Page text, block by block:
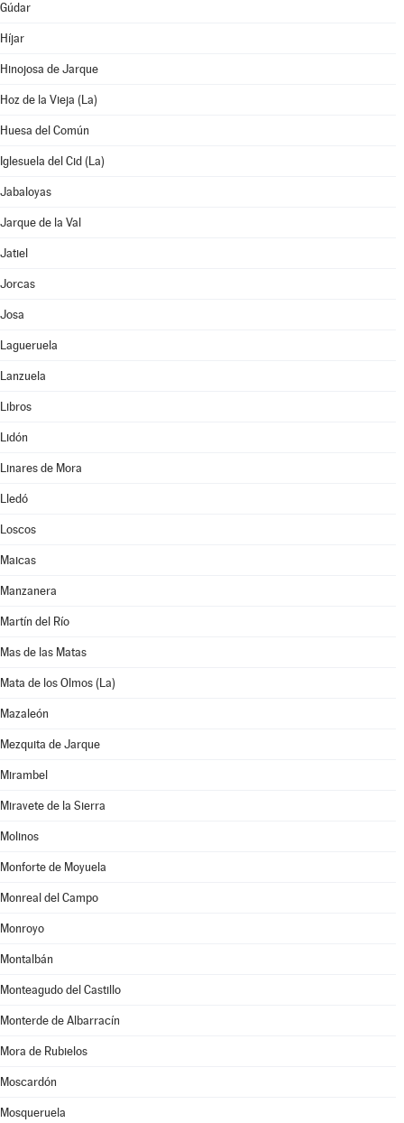
Gúdar
Híjar
Hinojosa de Jarque
Hoz de la Vieja (La)
Huesa del Común
Iglesuela del Cid (La)
Jabaloyas
Jarque de la Val
Jatiel
Jorcas
Josa
Lagueruela
Lanzuela
Libros
Lidón
Linares de Mora
Lledó
Loscos
Maicas
Manzanera
Martín del Río
Mas de las Matas
Mata de los Olmos (La)
Mazaleón
Mezquita de Jarque
Mirambel
Miravete de la Sierra
Molinos
Monforte de Moyuela
Monreal del Campo
Monroyo
Montalbán
Monteagudo del Castillo
Monterde de Albarracín
Mora de Rubielos
Moscardón
Mosqueruela